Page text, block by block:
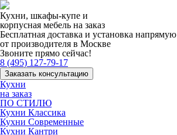
Кухни, шкафы-купе и
корпусная мебель на заказ
Бесплатная доставка и установка напрямую
от производителя в Москве
Звоните прямо сейчас!
8 (495) 127-79-17
Заказать консультацию
Кухни
на заказ
ПО СТИЛЮ
Кухни Классика
Кухни Современные
Кухни Кантри